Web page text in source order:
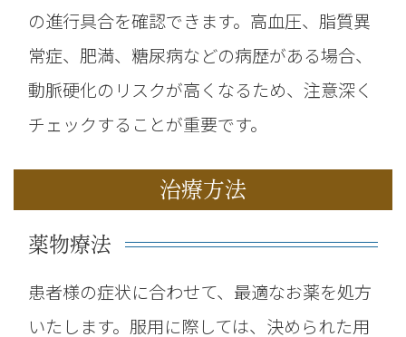
の進行具合を確認できます。高血圧、脂質異
常症、肥満、糖尿病などの病歴がある場合、
動脈硬化のリスクが高くなるため、注意深く
チェックすることが重要です。
治療方法
薬物療法
患者様の症状に合わせて、最適なお薬を処方
いたします。服用に際しては、決められた用